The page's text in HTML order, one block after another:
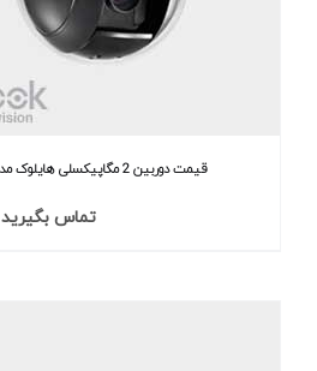
قیمت دوربین 2 مگاپیکسلی هایلوک مدل PTZ‐N4215‐DE3
تماس بگیرید